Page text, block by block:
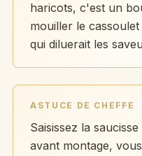
haricots, c'est un
mouiller le
qui diluerait les
ASTUCE DE CHEFFE
Saisissez la
avant montage,